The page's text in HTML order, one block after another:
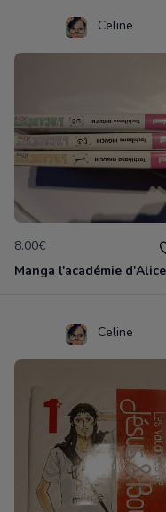
Celine
8.00€
Celine